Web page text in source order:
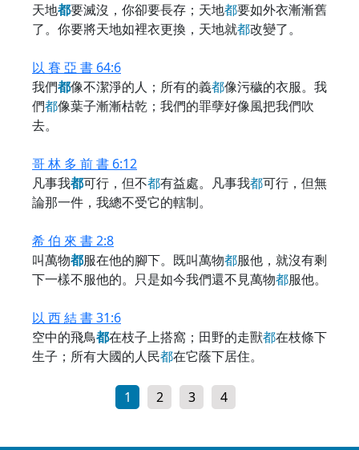
天地都要滅沒，你卻要長存；天地都要如外衣漸漸舊
了。你要將天地如裡衣更換，天地就都改變了。
以 賽 亞 書 64:6
我們都像不潔淨的人；所有的義都像污穢的衣服。我
們都像葉子漸漸枯乾；我們的罪孽好像風把我們吹
去。
哥 林 多 前 書 6:12
凡事我都可行，但不都有益處。凡事我都可行，但無
論那一件，我總不受它的轄制。
希 伯 來 書 2:8
叫萬物都服在他的腳下。既叫萬物都服他，就沒有剩
下一樣不服他的。只是如今我們還不見萬物都服他。
以 西 結 書 31:6
空中的飛鳥都在枝子上搭窩；田野的走獸都在枝條下
生子；所有大國的人民都在它蔭下居住。
1 2 3 4